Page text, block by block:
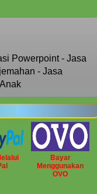
Powerpoint - Jasa
- Jasa
Bayar
Menggunakan
OVO